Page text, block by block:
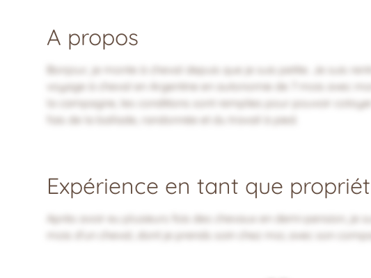
A propos
Bonjour, je monte à cheval depuis que je suis petite. Je suis
voyage à cheval en Argentine en autonomie de 7 mois avec
la campagne, les conditions sont remplies pour pouvoir
fais de la ballade, randonnée et du travail à pied.
Expérience en tant que
Après avoir eu plusieurs fois des chevaux en demi-pension, je
mois d'un cheval, dont je prends soin chez moi, avec son